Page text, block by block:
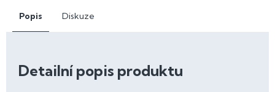
Popis Diskuze
Detailní popis produktu